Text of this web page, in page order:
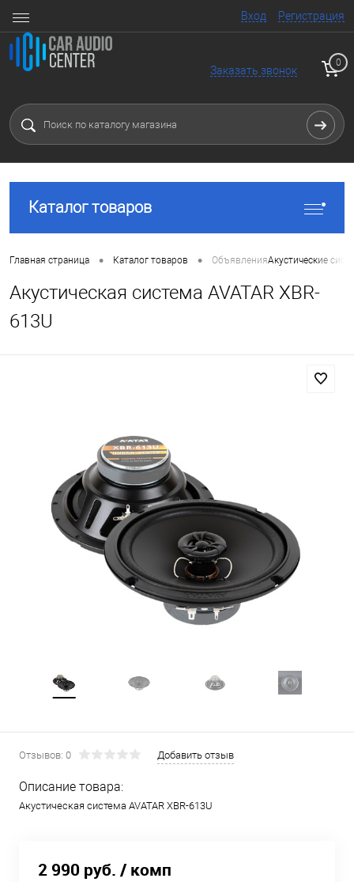
Вход Регистрация
Заказать звонок
0
Каталог товаров
Главная страница • Каталог товаров • ОбъявленияАкустические
Акустическая система AVATAR XBR-
613U
Отзывов: 0 Добавить отзыв
Описание товара:
Акустическая система AVATAR XBR-613U
2 990 руб. / комп